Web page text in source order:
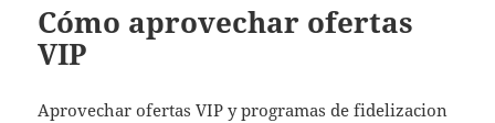
Cómo aprovechar ofertas
VIP
Aprovechar ofertas VIP y programas de fidelizacion